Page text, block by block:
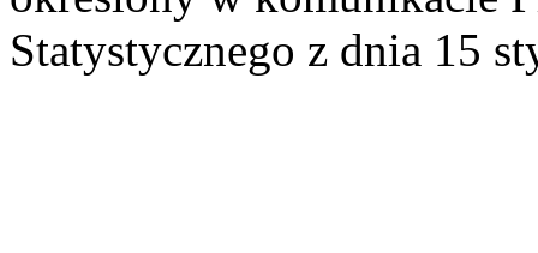
Statystycznego z dnia 15